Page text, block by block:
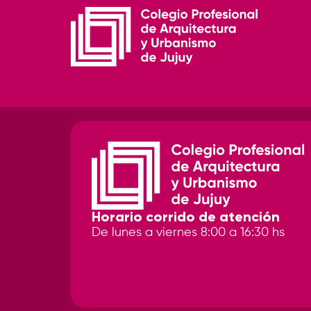
Horario corrido de atención
De lunes a viernes 8:00 a 16:30 hs